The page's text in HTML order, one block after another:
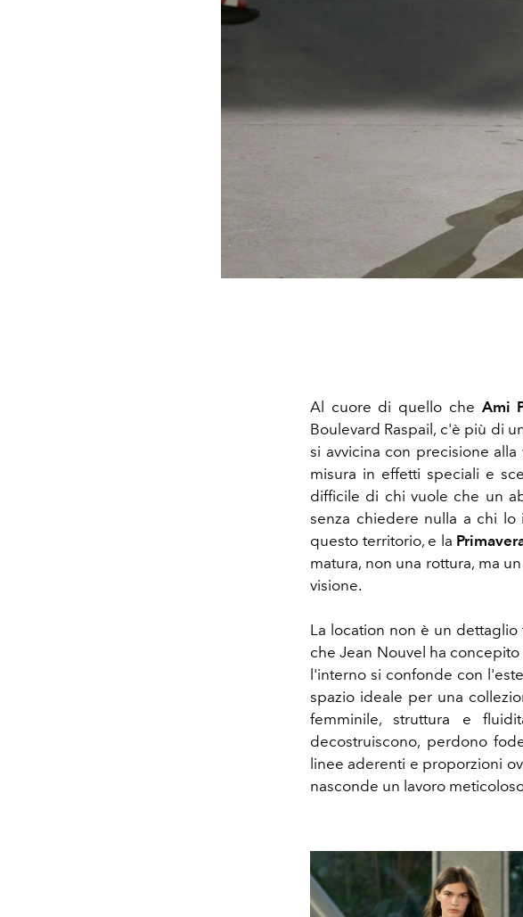
Al cuore di quello che Ami
Boulevard Raspail, c'è più di
si avvicina con precisione
misura in effetti speciali e
difficile di chi vuole che un
senza chiedere nulla a chi lo
questo territorio, e la
matura, non una rottura, ma
visione.
La location non è un dettaglio
che Jean Nouvel ha
l'interno si confonde con
spazio ideale per una
femminile, struttura e
decostruiscono, perdono
linee aderenti e proporzioni
nasconde un lavoro